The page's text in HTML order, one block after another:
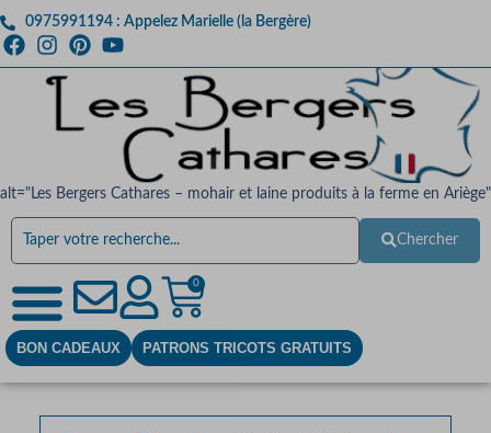
0975991194 : Appelez Marielle (la Bergère)
alt="Les Bergers Cathares – mohair et laine produits à la ferme en Ariège"
Chercher
0
BON CADEAUX PATRONS TRICOTS GRATUITS